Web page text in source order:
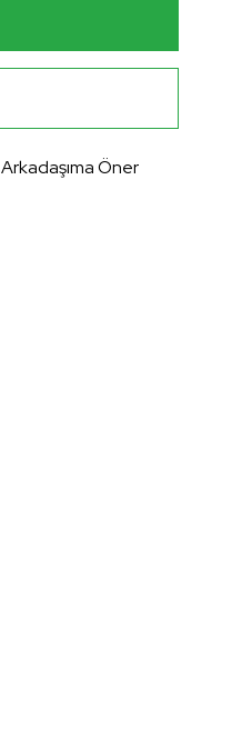
Arkadaşıma Öner